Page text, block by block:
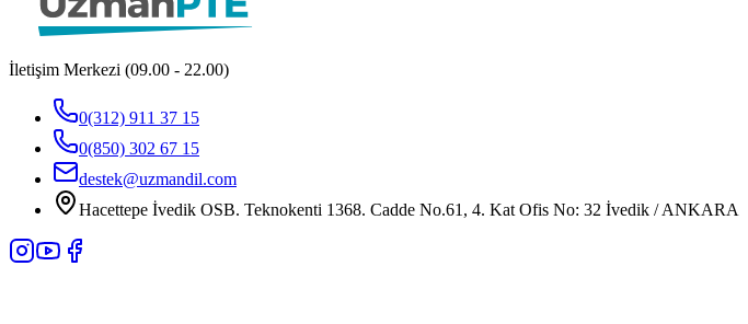
İletişim Merkezi (09.00 - 22.00)
0(312) 911 37 15
0(850) 302 67 15
destek@uzmandil.com
Hacettepe İvedik OSB. Teknokenti 1368. Cadde No.61, 4. Kat Ofis No: 32 İvedik / ANKARA